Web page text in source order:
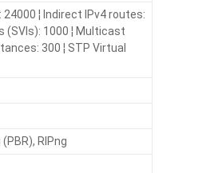
¦ Indirect IPv4 routes:
(SVIs): 1000 ¦ Multicast
300 ¦ STP Virtual
RIPng